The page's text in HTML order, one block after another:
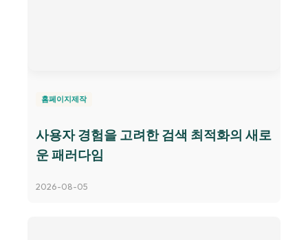
홈페이지제작
사용자 경험을 고려한 검색 최적화의 새로
운 패러다임
2026-08-05